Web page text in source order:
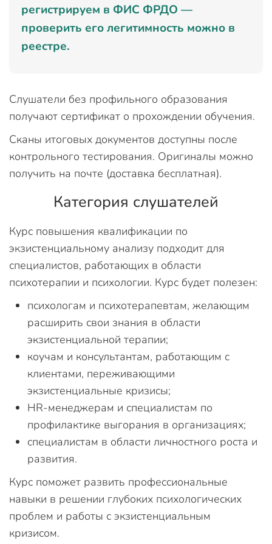
регистрируем в ФИС ФРДО —
проверить его легитимность можно в
реестре.
Слушатели без профильного образования
получают сертификат о прохождении обучения.
Сканы итоговых документов доступны после
контрольного тестирования. Оригиналы можно
получить на почте (доставка бесплатная).
Категория слушателей
Курс повышения квалификации по
экзистенциальному анализу подходит для
специалистов, работающих в области
психотерапии и психологии. Курс будет полезен:
психологам и психотерапевтам, желающим
расширить свои знания в области
экзистенциальной терапии;
коучам и консультантам, работающим с
клиентами, переживающими
экзистенциальные кризисы;
HR-менеджерам и специалистам по
профилактике выгорания в организациях;
специалистам в области личностного роста и
развития.
Курс поможет развить профессиональные
навыки в решении глубоких психологических
проблем и работы с экзистенциальным
кризисом.